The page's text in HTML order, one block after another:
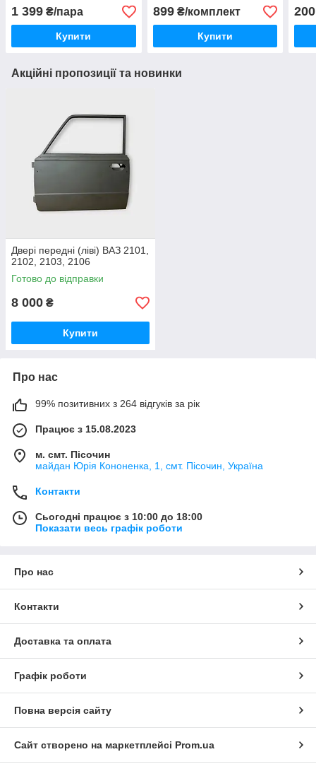
1 399 ₴/пара
Купити
899₴/комплект
Купити
200
Акційні пропозиції та новинки
Двері передні (ліві) ВАЗ 2101,
2102, 2103, 2106
Готово до відправки
8 000 ₴
Купити
Про нас
99% позитивних з 264 відгуків за рік
Працює з 15.08.2023
м. смт. Пісочин
майдан Юрія Кононенка, 1, смт. Пісочин, Україна
Контакти
Сьогодні працює з 10:00 до 18:00
Показати весь графік роботи
Про нас
Контакти
Доставка та оплата
Графік роботи
Повна версія сайту
Сайт створено на маркетплейсі Prom.ua